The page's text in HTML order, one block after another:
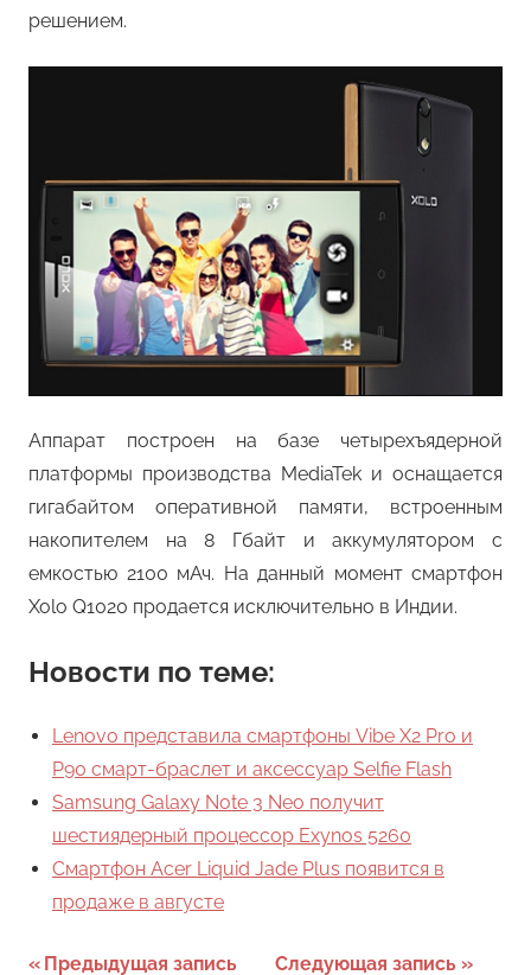
решением.
Аппарат построен на базе четырехъядерной
платформы производства MediaTek и оснащается
гигабайтом оперативной памяти, встроенным
накопителем на 8 Гбайт и аккумулятором с
емкостью 2100 мАч. На данный момент смартфон
Xolo Q1020 продается исключительно в Индии.
Новости по теме:
Lenovo представила смартфоны Vibe X2 Pro и
P90 смарт-браслет и аксессуар Selfie Flash
Samsung Galaxy Note 3 Neo получит
шестиядерный процессор Exynos 5260
Смартфон Acer Liquid Jade Plus появится в
продаже в августе
Предыдущая запись Следующая запись